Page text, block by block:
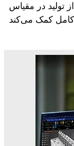
تولید در مقیاس